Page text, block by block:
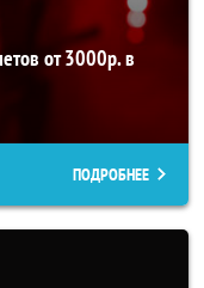
от 3000р. в
ПОДРОБНЕЕ